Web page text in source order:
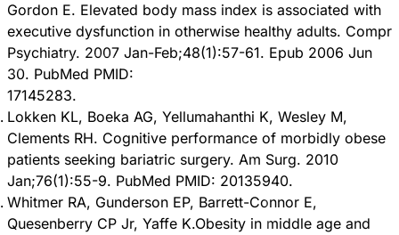
Gordon E. Elevated body mass index is associated with
executive dysfunction in otherwise healthy adults. Compr
Psychiatry. 2007 Jan-Feb;48(1):57-61. Epub 2006 Jun
30. PubMed PMID:
17145283.
Lokken KL, Boeka AG, Yellumahanthi K, Wesley M,
Clements RH. Cognitive performance of morbidly obese
patients seeking bariatric surgery. Am Surg. 2010
Jan;76(1):55-9. PubMed PMID: 20135940.
Whitmer RA, Gunderson EP, Barrett-Connor E,
Quesenberry CP Jr, Yaffe K.Obesity in middle age and